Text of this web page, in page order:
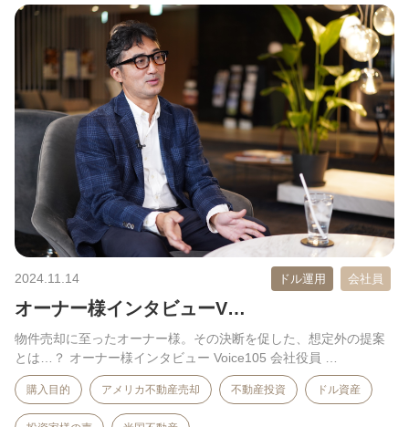
2024.11.14 ドル運用 会社員
オーナー様インタビューV…
物件売却に至ったオーナー様。その決断を促した、想定外の提案
とは…？ オーナー様インタビュー Voice105 会社役員 …
購入目的 アメリカ不動産売却 不動産投資 ドル資産